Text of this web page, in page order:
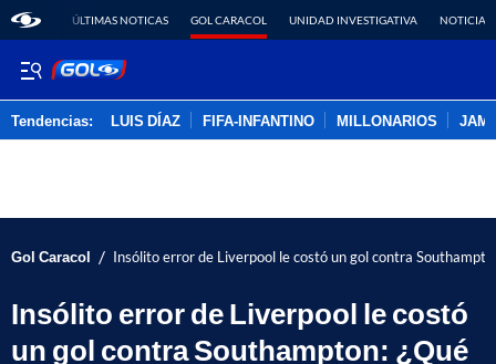
ÚLTIMAS NOTICAS GOL CARACOL UNIDAD INVESTIGATIVA NOTICIAS
Tendencias: LUIS DÍAZ FIFA-INFANTINO MILLONARIOS
Gol Caracol / Insólito error de Liverpool le costó un gol contra
Insólito error de Liverpool le costó
un gol contra Southampton: ¿Qué